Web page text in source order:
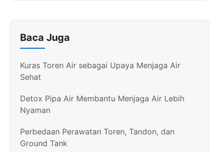
Baca Juga
Kuras Toren Air sebagai Upaya Menjaga Air
Sehat
Detox Pipa Air Membantu Menjaga Air Lebih
Nyaman
Perbedaan Perawatan Toren, Tandon, dan
Ground Tank